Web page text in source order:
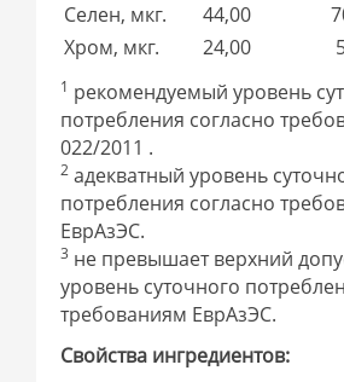
Селен, мкг.
44,00
Хром, мкг.
24,00
1 рекомендуемый уровень
потребления согласно
022/2011 .
2 адекватный уровень
потребления согласно
ЕврАзЭС.
3 не превышает верхний
уровень суточного
требованиям ЕврАзЭС.
Свойства ингредиентов: